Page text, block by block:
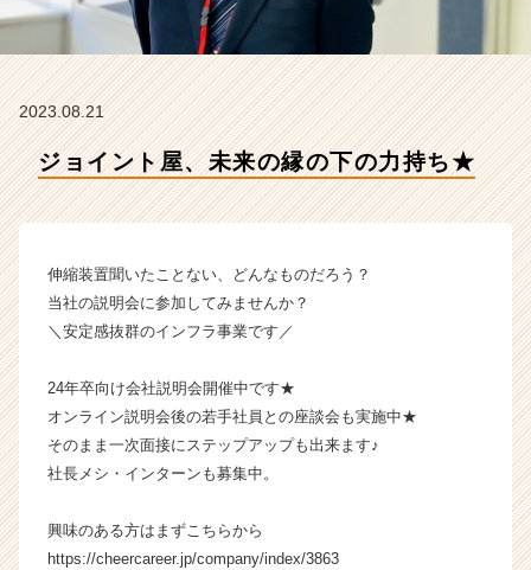
タ
イ
ム
ベ
ー・
成
長
業
か
ス
カ
ト
が
2023.08.21
ジョイント屋、未来の縁の下の力持ち★
伸縮装置聞いたことない、どんなものだろう？
当社の説明会に参加してみませんか？
＼安定感抜群のインフラ事業です／
24年卒向け会社説明会開催中です★
オンライン説明会後の若手社員との座談会も実施中★
そのまま一次面接にステップアップも出来ます♪
社長メシ・インターンも募集中。
興味のある方はまずこちらから
https://cheercareer.jp/company/index/3863